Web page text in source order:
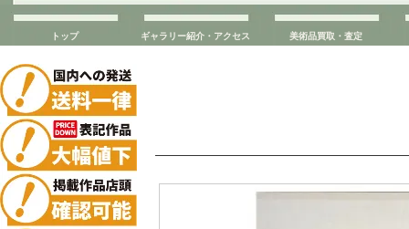
トップ ギャラリー紹介・アクセス 美術品買取・査定